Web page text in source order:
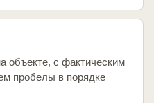
объекте, с фактическим
пробелы в порядке